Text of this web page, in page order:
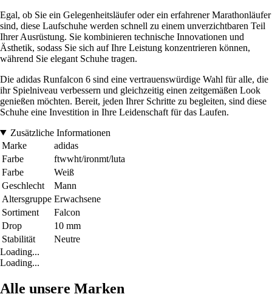
Egal, ob Sie ein Gelegenheitsläufer oder ein erfahrener Marathonläufer
sind, diese Laufschuhe werden schnell zu einem unverzichtbaren Teil
Ihrer Ausrüstung. Sie kombinieren technische Innovationen und
Ästhetik, sodass Sie sich auf Ihre Leistung konzentrieren können,
während Sie elegant Schuhe tragen.
Die adidas Runfalcon 6 sind eine vertrauenswürdige Wahl für alle, die
ihr Spielniveau verbessern und gleichzeitig einen zeitgemäßen Look
genießen möchten. Bereit, jeden Ihrer Schritte zu begleiten, sind diese
Schuhe eine Investition in Ihre Leidenschaft für das Laufen.
Zusätzliche Informationen
Marke
adidas
Farbe
ftwwht/ironmt/luta
Farbe
Weiß
Geschlecht
Mann
Altersgruppe Erwachsene
Sortiment
Falcon
Drop
10 mm
Stabilität
Neutre
Loading...
Loading...
Alle unsere Marken